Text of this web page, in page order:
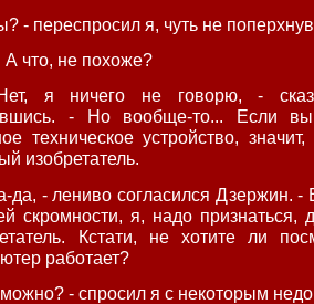
- переспросил я, чуть не
А что, не похоже?
я ничего не говорю, -
- Но вообще-то... Если вы
техническое устройство,
изобретатель.
да, - лениво согласился Дзержин. -
скромности, я, надо признаться,
Кстати, не хотите ли
работает?
- спросил я с некоторым